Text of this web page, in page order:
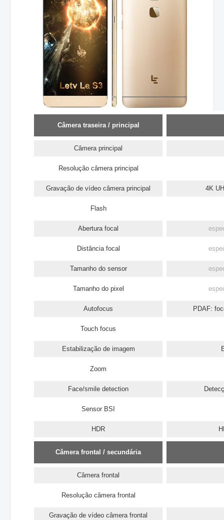
Câmera traseira / principal
Câmera principal
Resolução câmera principal
Gravação de vídeo câmera principal 4K
Flash
Abertura focal
Distância focal
Tamanho do sensor
Tamanho do pixel
Autofocus PDAF:
Touch focus
Estabilização de imagem
Zoom
Face/smile detection
Sensor BSI
HDR
Câmera frontal / secundária
Câmera frontal
Resolução câmera frontal
Gravação de vídeo câmera frontal